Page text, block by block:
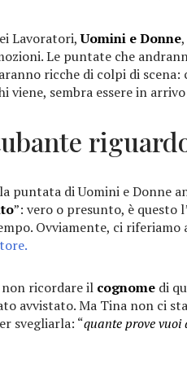
Lavoratori,Uomini e Donne
Le puntate che
ricche di colpi di scena:
viene, sembra essere in
puntata di Uomini e Donne
”: vero o presunto, è questo
Ovviamente, ci riferiamo
ricordare il cognome di
avvistato. Ma Tina non ci
svegliarla: “quante prove vuoi